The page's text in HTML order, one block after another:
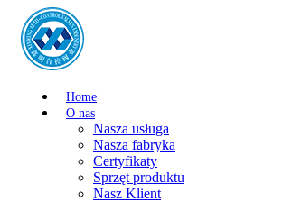
Home
O nas
Nasza usługa
Nasza fabryka
Certyfikaty
Sprzęt produktu
Nasz Klient